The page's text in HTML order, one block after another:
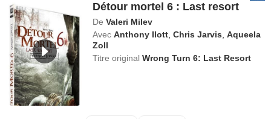
Détour mortel 6 : Last resort
De Valeri Milev
Avec Anthony Ilott ,Chris Jarvis ,Aqueela
Zoll
Titre originalWrong Turn 6: Last Resort